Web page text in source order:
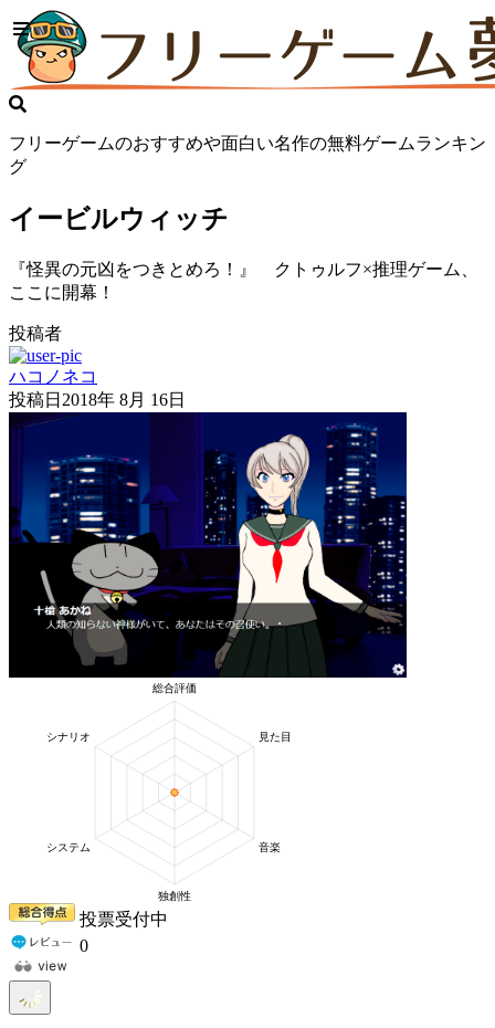
フリーゲームのおすすめや面白い名作の無料ゲームランキン
グ
イービルウィッチ
『怪異の元凶をつきとめろ！』 クトゥルフ×推理ゲーム、
ここに開幕！
投稿者
ハコノネコ
投稿日 2018年 8月 16日
投票受付中
0